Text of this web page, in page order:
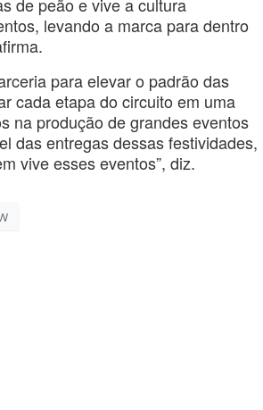
levando a marca para dentro
para elevar o padrão das
cada etapa do circuito em uma
na produção de grandes eventos
das entregas dessas festividades,
vive esses eventos”, diz.